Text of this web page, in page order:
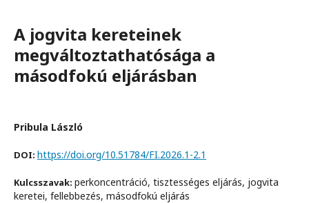
A jogvita kereteinek
megváltoztathatósága a
másodfokú eljárásban
Pribula László
DOI: https://doi.org/10.51784/FI.2026.1-2.1
Kulcsszavak: perkoncentráció, tisztességes eljárás, jogvita
keretei, fellebbezés, másodfokú eljárás